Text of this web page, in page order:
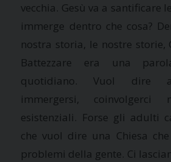
vecchia. Gesù va a santificare
immerge dentro che cosa?
nostra storia, le nostre storie,
Battezzare era una
quotidiano. Vuol dire
immergersi, coinvolgerci
esistenziali. Forse gli adulti
che vuol dire una Chiesa
problemi della gente. Ci